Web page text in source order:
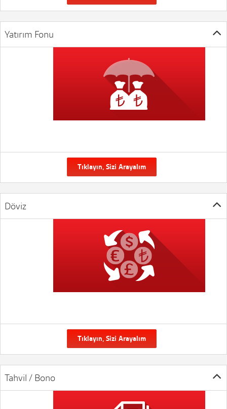
Yatırım Fonu
Tıklayın, Sizi Arayalım
Döviz
Tıklayın, Sizi Arayalım
Tahvil / Bono